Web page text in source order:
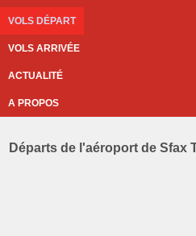
VOLS DÉPART
VOLS ARRIVÉE
ACTUALITÉ
A PROPOS
Départs de l'aéroport de Sfax